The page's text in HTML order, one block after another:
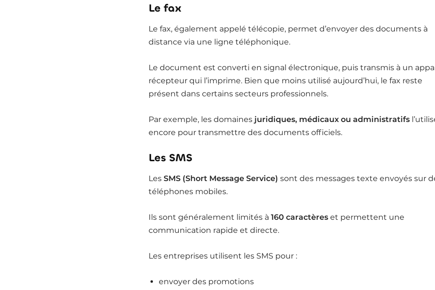
Le fax
Le fax, également appelé télécopie, permet d’envoyer des documents à
distance via une ligne téléphonique.
Le document est converti en signal électronique, puis transmis à un
récepteur qui l’imprime. Bien que moins utilisé aujourd’hui, le fax reste
présent dans certains secteurs professionnels.
Par exemple, les domaines juridiques, médicaux ou administratifs
encore pour transmettre des documents officiels.
Les SMS
Les SMS (Short Message Service) sont des messages texte envoyés sur
téléphones mobiles.
Ils sont généralement limités à 160 caractères et permettent une
communication rapide et directe.
Les entreprises utilisent les SMS pour :
envoyer des promotions